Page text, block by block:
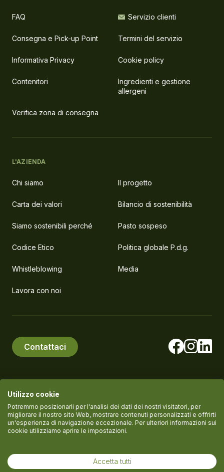
FAQ Servizio clienti
Consegna e Pick-up Point Termini del servizio
Informativa Privacy Cookie policy
Contenitori
Ingredienti e gestione
allergeni
Verifica zona di consegna
L'AZIENDA
Chi siamo Il progetto
Carta dei valori Bilancio di sostenibilità
Siamo sostenibili perché Pasto sospeso
Codice Etico Politica globale P.d.g.
Whistleblowing Media
Lavora con noi
Contattaci
© PlanEat S.r.l. Società Benefit P.IVA IT11061420961
Termini del servizio
Utilizzo cookie
Potremmo posizionarli per l'analisi dei dati dei nostri visitatori, per
migliorare il nostro sito Web, mostrare contenuti personalizzati e offrirti
un'esperienza di navigazione eccezionale. Per ulteriori informazioni sui
cookie utilizziamo aprire le impostazioni.
Accetta tutti